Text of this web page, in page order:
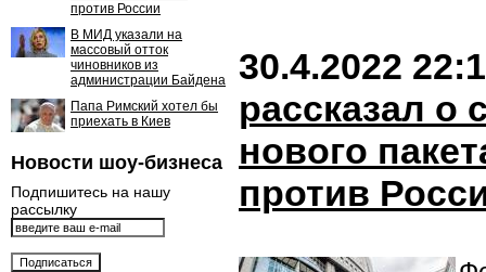
против России
В МИД указали на
массовый отток
чиновников из
администрации Байдена
Папа Римский хотел бы
приехать в Киев
Новости шоу-бизнеса
Подпишитесь на нашу
рассылку
30.4.2022
рассказал о
нового
против